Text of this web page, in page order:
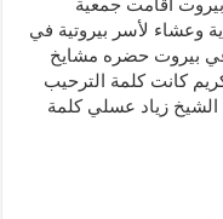
أقامت جمعية
وعشاء لأسر بيروتية في
في بيروت حضره مشايخ
كانت كلمة الترحيب
الشيخ زياد عسلي كلمة